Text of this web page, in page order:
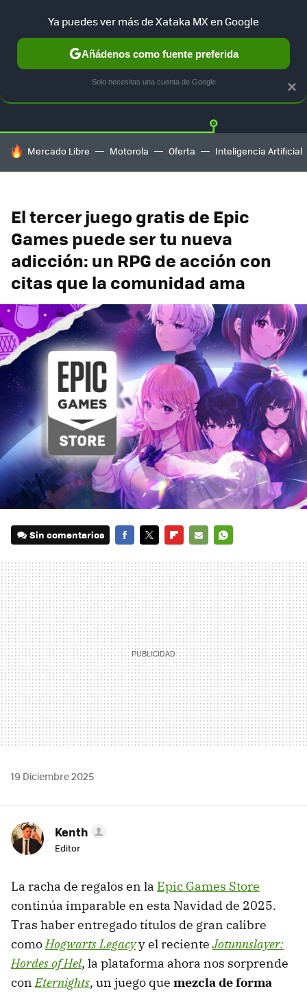
Twitter
HOY SE HABLA DE
Mercado Libre Motorola Oferta Inteligencia Artificial
El tercer juego gratis de Epic
Games puede ser tu nueva
adicción: un RPG de acción con
citas que la comunidad ama
Sin comentarios
MAIL
19 Diciembre 2025
Kenth
Editor
La racha de regalos en la Epic Games Store
continúa imparable en esta Navidad de 2025.
Tras haber entregado títulos de gran calibre
comoHogwarts Legacyy el recienteJotunnslayer:
Hordes of Hel, la plataforma ahora nos sorprende
conEternights, un juego que mezcla de forma
×
Ya puedes ver más de Xataka MX en Google
Añádenos como fuente preferida
Solo necesitas una cuenta de Google